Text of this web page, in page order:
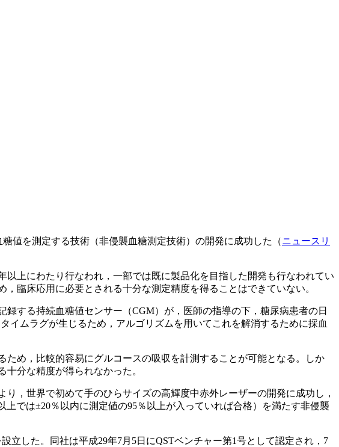
値を測定する技術（非侵襲血糖測定技術）の開発に成功した（ニュースリ
上にわたり行なわれ，一部では既に製品化を目指した開発も行なわれてい
臨床応用に必要とされる十分な測定精度を得ることはできていない。
する持続血糖値センサー（CGM）が，医師の指導の下，糖尿病患者の日
ムラグが生じるため，アルゴリズムを用いてこれを解消するために採血
め，比較的容易にグルコースの吸収を計測することが可能となる。しか
分な精度が得られなかった。
，世界で初めて手のひらサイズの高輝度中赤外レーザーの開発に成功し，
では±20％以内に測定値の95％以上が入っていれば合格）を満たす非侵襲
立した。同社は平成29年7月5日にQSTベンチャー第1号として認定され，7